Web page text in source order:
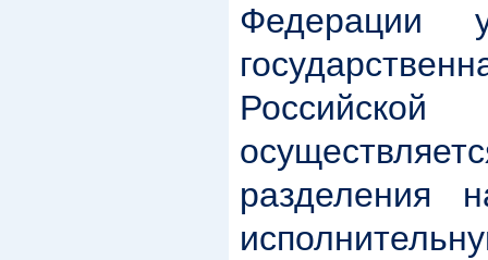
Федерации
разделения